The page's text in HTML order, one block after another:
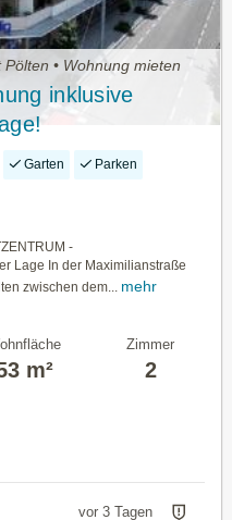
• Wohnung mieten
inklusive
Garten Parken
-
Lage In der Maximilianstraße
zwischen dem... mehr
m²
Zimmer
2
vor 3 Tagen